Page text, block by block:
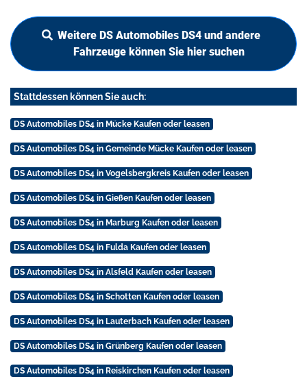
Weitere DS Automobiles DS4 und andere
Fahrzeuge können Sie hier suchen
Stattdessen können Sie auch:
DS Automobiles DS4 in Mücke Kaufen oder leasen
DS Automobiles DS4 in Gemeinde Mücke Kaufen oder leasen
DS Automobiles DS4 in Vogelsbergkreis Kaufen oder leasen
DS Automobiles DS4 in Gießen Kaufen oder leasen
DS Automobiles DS4 in Marburg Kaufen oder leasen
DS Automobiles DS4 in Fulda Kaufen oder leasen
DS Automobiles DS4 in Alsfeld Kaufen oder leasen
DS Automobiles DS4 in Schotten Kaufen oder leasen
DS Automobiles DS4 in Lauterbach Kaufen oder leasen
DS Automobiles DS4 in Grünberg Kaufen oder leasen
DS Automobiles DS4 in Reiskirchen Kaufen oder leasen